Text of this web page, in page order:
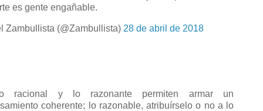
es gente engañable.
Zambullista (@Zambullista) 28 de abril de 2018
racional y lo razonante permiten armar un
coherente; lo razonable, atribuírselo o no a lo